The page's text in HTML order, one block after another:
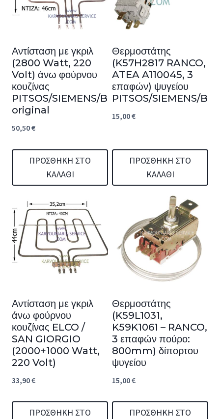
Αντίσταση με γκριλ
(2800 Watt, 220
Volt) άνω φούρνου
κουζίνας
PITSOS/SIEMENS/BOSCH
original
50,50€
ΠΡΟΣΘΉΚΗ ΣΤΟ
ΚΑΛΆΘΙ
Θερμοστάτης
(K57H2817 RANCO,
ATEA A110045, 3
επαφών) ψυγείου
PITSOS/SIEMENS/
15,00€
ΠΡΟΣΘΉΚΗ ΣΤΟ
ΚΑΛΆΘΙ
Αντίσταση με γκριλ
άνω φούρνου
κουζίνας ELCO /
SAN GIORGIO
(2000+1000 Watt,
220 Volt)
33,90€
ΠΡΟΣΘΉΚΗ ΣΤΟ
Θερμοστάτης
(K59L1031,
K59K1061 – RANCO,
3 επαφών πούρο:
800mm) δίπορτου
ψυγείου
15,00€
ΠΡΟΣΘΉΚΗ ΣΤΟ